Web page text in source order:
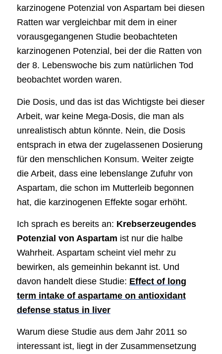
karzinogene Potenzial von Aspartam bei diesen
Ratten war vergleichbar mit dem in einer
vorausgegangenen Studie beobachteten
karzinogenen Potenzial, bei der die Ratten von
der 8. Lebenswoche bis zum natürlichen Tod
beobachtet worden waren.
Die Dosis, und das ist das Wichtigste bei dieser
Arbeit, war keine Mega-Dosis, die man als
unrealistisch abtun könnte. Nein, die Dosis
entsprach in etwa der zugelassenen Dosierung
für den menschlichen Konsum. Weiter zeigte
die Arbeit, dass eine lebenslange Zufuhr von
Aspartam, die schon im Mutterleib begonnen
hat, die karzinogenen Effekte sogar erhöht.
Ich sprach es bereits an: Krebserzeugendes
Potenzial von Aspartam ist nur die halbe
Wahrheit. Aspartam scheint viel mehr zu
bewirken, als gemeinhin bekannt ist. Und
davon handelt diese Studie: Effect of long
term intake of aspartame on antioxidant
defense status in liver
Warum diese Studie aus dem Jahr 2011 so
interessant ist, liegt in der Zusammensetzung